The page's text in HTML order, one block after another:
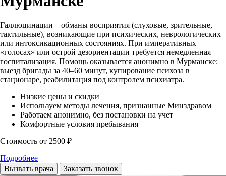
Галлюцинации – обманы восприятия (слуховые, зрительные,
тактильные), возникающие при психических, неврологических
или интоксикационных состояниях. При императивных
«голосах» или острой дезориентации требуется немедленная
госпитализация. Помощь оказывается анонимно в Мурманске:
выезд бригады за 40–60 минут, купирование психоза в
стационаре, реабилитация под контролем психиатра.
Низкие цены и скидки
Используем методы лечения, признанные Минздравом
Работаем анонимно, без постановки на учет
Комфортные условия пребывания
Стоимость от 2500 ₽
Подробнее
Вызвать врача
Заказать звонок